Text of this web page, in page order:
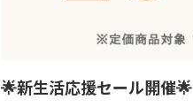
🌟新生活応援セール開催🌟